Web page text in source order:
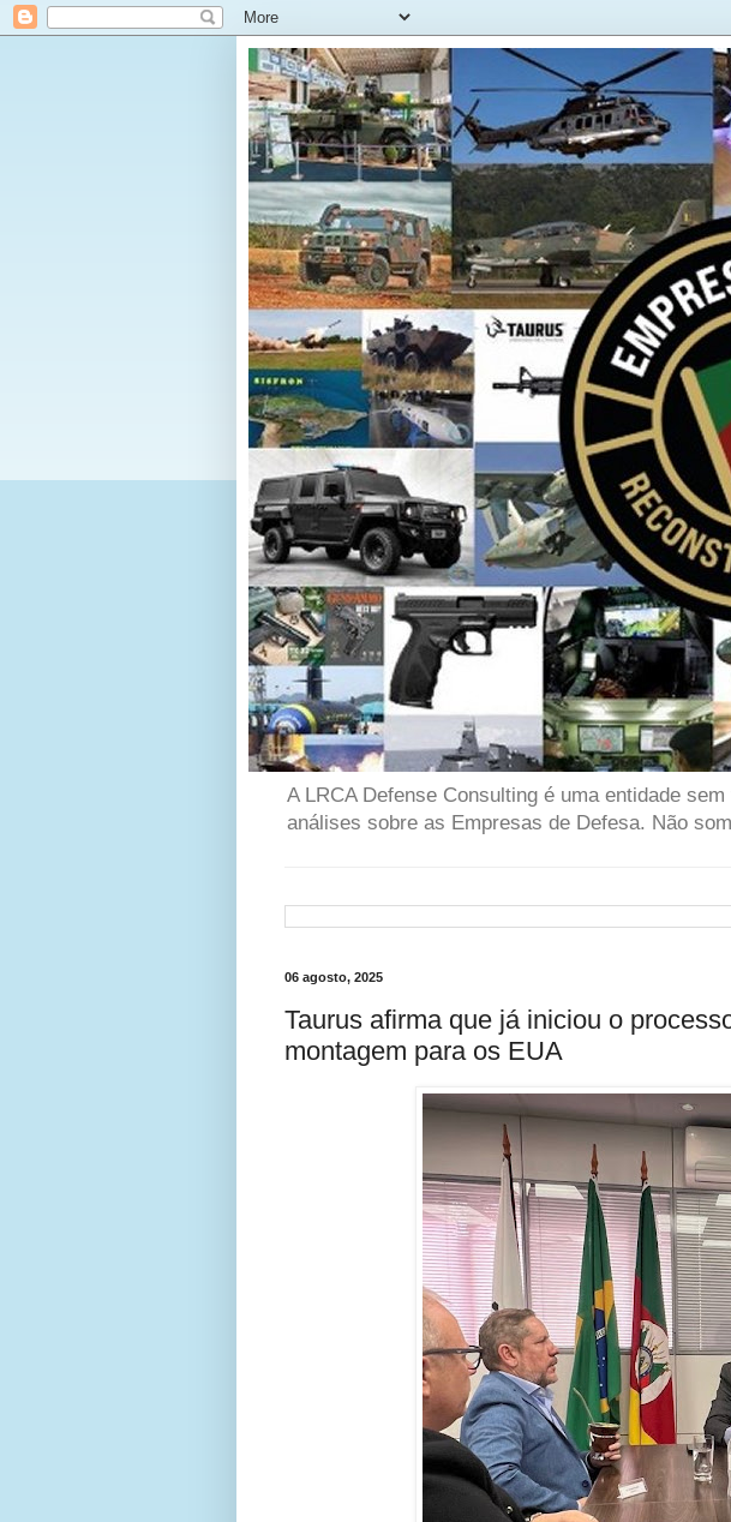
A LRCA Defense Consulting é uma entidade
análises sobre as Empresas de Defesa. Não
06 agosto, 2025
Taurus afirma que já iniciou o
montagem para os EUA